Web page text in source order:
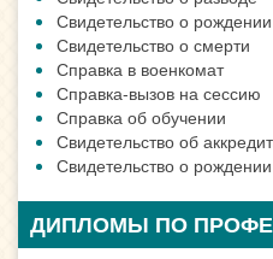
Свидетельство о рождении
Свидетельство о смерти
Справка в военкомат
Справка-вызов на сессию
Справка об обучении
Свидетельство об
Свидетельство о
ДИПЛОМЫ ПО